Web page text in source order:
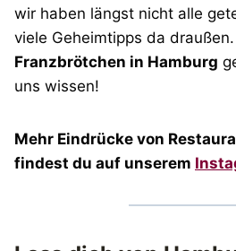
wir haben längst nicht alle
viele Geheimtipps da
Franzbrötchen in Hamburg
uns wissen!
Mehr Eindrücke von
findest du auf unserem